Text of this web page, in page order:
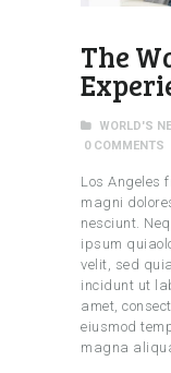
The
WORLD'S
0 COMMENTS
Los Angeles
magni
nesciunt.
ipsum
velit, sed
incidunt ut
amet,
eiusmod
magna